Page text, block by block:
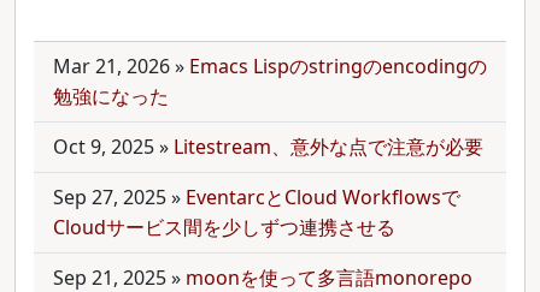
Mar 21, 2026» Emacs Lispのstringのencodingの
勉強になった
Oct 9, 2025» Litestream、意外な点で注意が必要
Sep 27, 2025» EventarcとCloud Workflowsで
Cloudサービス間を少しずつ連携させる
Sep 21, 2025» moonを使って多言語monorepo